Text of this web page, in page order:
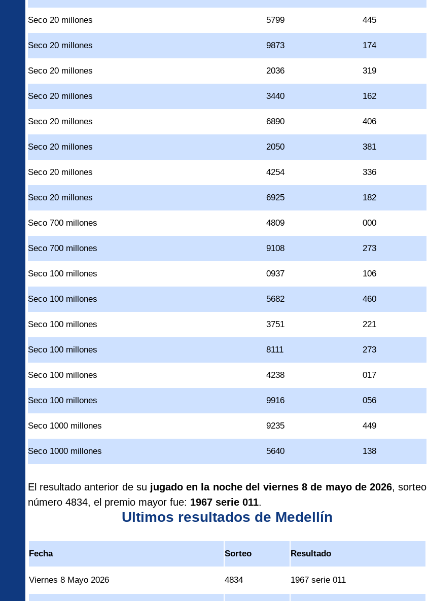
Seco 20 millones 5799 445
Seco 20 millones 9873 174
Seco 20 millones 2036 319
Seco 20 millones 3440 162
Seco 20 millones 6890 406
Seco 20 millones 2050 381
Seco 20 millones 4254 336
Seco 20 millones 6925 182
Seco 700 millones 4809 000
Seco 700 millones 9108 273
Seco 100 millones 0937 106
Seco 100 millones 5682 460
Seco 100 millones 3751 221
Seco 100 millones 8111 273
Seco 100 millones 4238 017
Seco 100 millones 9916 056
Seco 1000 millones 9235 449
Seco 1000 millones 5640 138
El resultado anterior de su jugado en la noche del viernes 8 de mayo de 2026, sorteo
número 4834, el premio mayor fue: 1967 serie 011.
Ultimos resultados de Medellín
Fecha Sorteo Resultado
Viernes 8 Mayo 2026 4834 1967 serie 011